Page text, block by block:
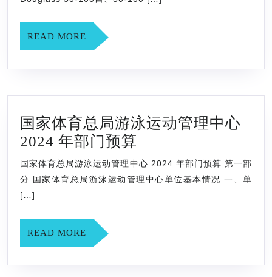
赛
选
拔
月
27
日-7
月
日
READ MORE READ
MORE
国家体育总局游泳运动管理中心
2024 年部门预算
家
体
泳
国家体育总局游泳运动管理中心 2024 年部门预算 第一部
分 国家体育总局游泳运动管理中心单位基本情况 一、单
[…]
READ MORE READ
MORE